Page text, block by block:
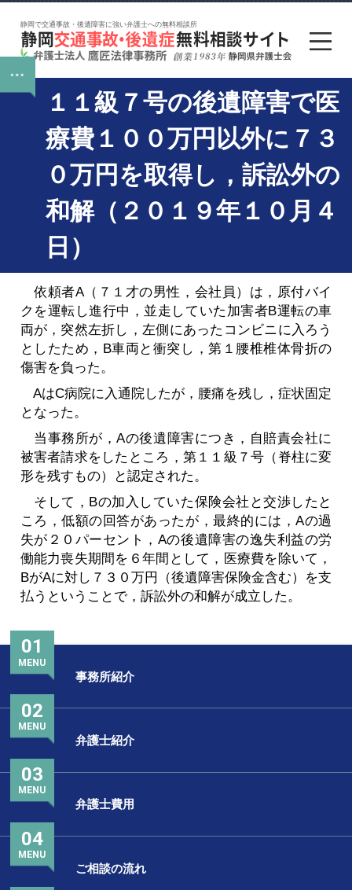
静岡で交通事故・後遺障害に強い弁護士への無料相談所
１１級７号の後遺障害で医
療費１００万円以外に７３
０万円を取得し，訴訟外の
和解（２０１９年１０月４
日）
依頼者A（７１才の男性，会社員）は，原付バイ
クを運転し進行中，並走していた加害者B運転の車
両が，突然左折し，左側にあったコンビニに入ろう
としたため，B車両と衝突し，第１腰椎椎体骨折の
傷害を負った。
AはC病院に入通院したが，腰痛を残し，症状固定
となった。
当事務所が，Aの後遺障害につき，自賠責会社に
被害者請求をしたところ，第１１級７号（脊柱に変
形を残すもの）と認定された。
そして，Bの加入していた保険会社と交渉したと
ころ，低額の回答があったが，最終的には，Aの過
失が２０パーセント，Aの後遺障害の逸失利益の労
働能力喪失期間を６年間として，医療費を除いて，
BがAに対し７３０万円（後遺障害保険金含む）を支
払うということで，訴訟外の和解が成立した。
事務所紹介
01
MENU
弁護士紹介
02
MENU
弁護士費用
03
MENU
ご相談の流れ
04
MENU